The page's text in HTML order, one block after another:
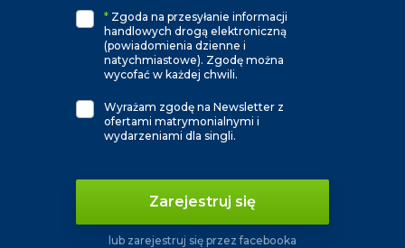
* Zgoda na przesyłanie informacji
handlowych drogą elektroniczną
(powiadomienia dzienne i
natychmiastowe). Zgodę można
wycofać w każdej chwili.
Wyrażam zgodę na Newsletter z
ofertami matrymonialnymi i
wydarzeniami dla singli.
Zarejestruj się
lub zarejestruj się przez facebooka